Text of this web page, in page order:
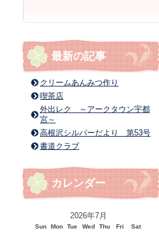
最新の記事
クリームあんみつ作り
喫茶店
外出レク ～アークタウン宇都
宮～
高根沢シルバーだより 第53号
書道クラブ
カレンダー
2026年7月
Sun Mon Tue Wed Thu Fri Sat